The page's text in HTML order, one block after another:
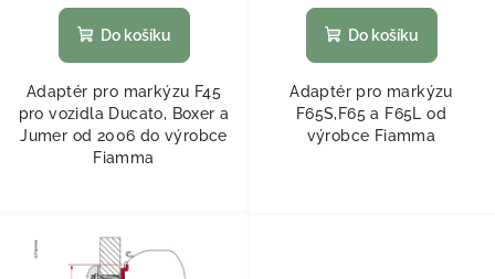
Do košíku
Adaptér pro markýzu F45
pro vozidla Ducato, Boxer a
Jumer od 2006 do výrobce
Fiamma
Do košíku
Adaptér pro markýzu
F65S,F65 a F65L od
výrobce Fiamma